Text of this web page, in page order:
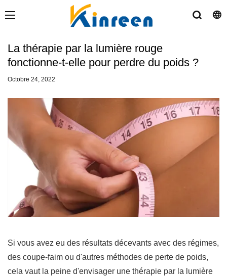
La thérapie par la lumière rouge
fonctionne-t-elle pour perdre du poids ?
Octobre 24, 2022
Si vous avez eu des résultats décevants avec des régimes,
des coupe-faim ou d'autres méthodes de perte de poids,
cela vaut la peine d'envisager une thérapie par la lumière